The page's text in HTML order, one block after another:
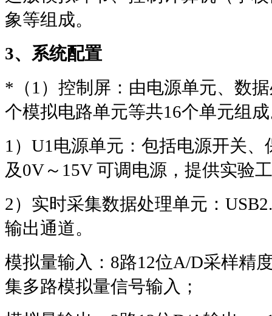
象等组成。
3、系统配置
* （1 ）控制屏：由电源单元、数
个模拟电路单元等共16个单元组
1 ） U1 电源单元：包括电源开关、
及0V～ 15V可调电源，提供实验
2）实时采集数据处理单元：
输出通道。
模拟量输入： 8路12位A/D采样精
集多路模拟量信号输入；